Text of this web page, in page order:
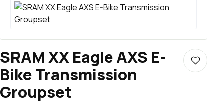
SRAM XX Eagle AXS E-
Bike Transmission
Groupset
Dodaj